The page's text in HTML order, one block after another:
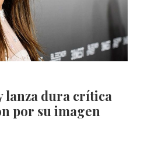
lanza dura crítica
por su imagen